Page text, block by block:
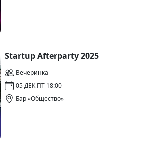
Startup Afterparty 2025
Вечеринка
05 ДЕК ПТ 18:00
Бар «Общество»